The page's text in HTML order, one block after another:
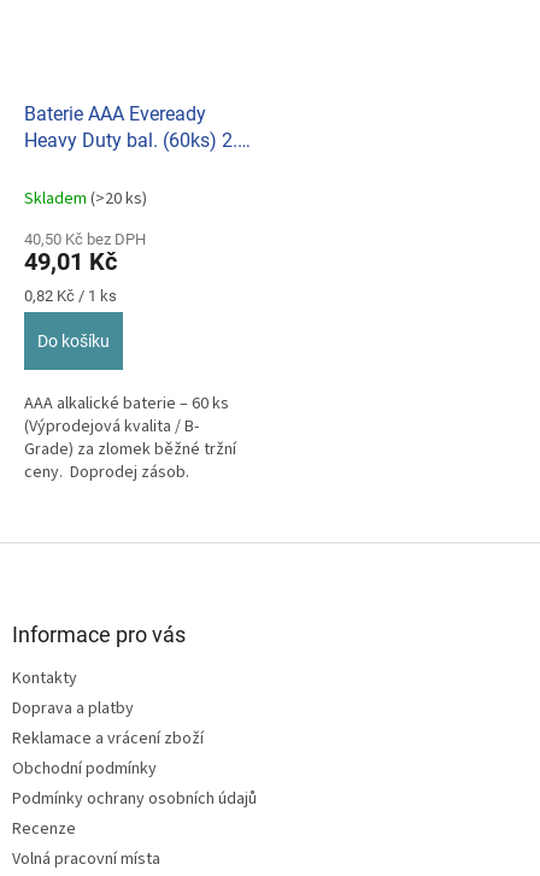
Baterie AAA Eveready
Heavy Duty bal. (60ks) 2.
Skladem (>20 ks)
40,50 Kč bez DPH
49,01 Kč
Měrná
cena:
0,82 Kč / 1 ks
Do košíku
AAA alkalické baterie – 60 ks
(Výprodejová kvalita / B-
Grade) za zlomek běžné tržní
ceny. Doprodej zásob.
Informace pro vás
Kontakty
Doprava a platby
Reklamace a vrácení zboží
Obchodní podmínky
Podmínky ochrany osobních údajů
Recenze
Volná pracovní místa